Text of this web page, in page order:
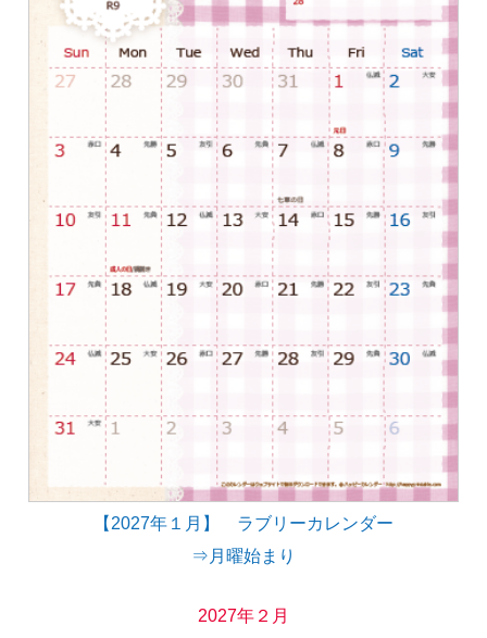
【2027年１月】 ラブリーカレンダー
⇒月曜始まり
2027年２月